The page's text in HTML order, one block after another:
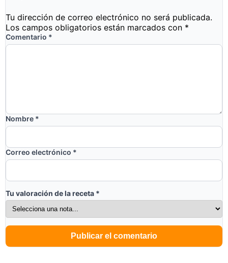
Tu dirección de correo electrónico no será publicada.
Los campos obligatorios están marcados con *
Comentario *
Nombre *
Correo electrónico *
Tu valoración de la receta *